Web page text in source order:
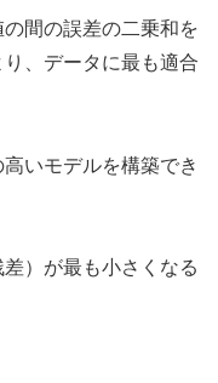
間の誤差の二乗和を
、データに最も適合
いモデルを構築でき
）が最も小さくなる